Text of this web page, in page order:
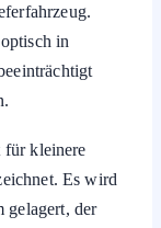
in
für kleinere
Es wird
gelagert, der